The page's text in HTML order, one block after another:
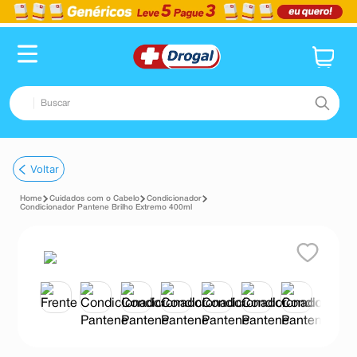
Buscar
1º fralda
2º dipirona
tadalafila
minoxidil
desodorante
Voltar
Cuidados com o Cabelo
Condicionador
Condicionador Pantene Brilho Extremo 400ml